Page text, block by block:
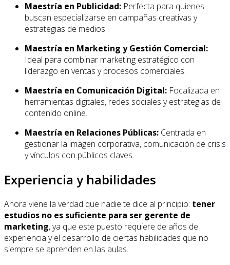
Maestría en Publicidad: Perfecta para quienes
buscan especializarse en campañas creativas y
estrategias de medios.
Maestría en Marketing y Gestión Comercial:
Ideal para combinar marketing estratégico con
liderazgo en ventas y procesos comerciales.
Maestría en Comunicación Digital: Focalizada en
herramientas digitales, redes sociales y estrategias de
contenido online.
Maestría en Relaciones Públicas: Centrada en
gestionar la imagen corporativa, comunicación de crisis
y vínculos con públicos claves.
Experiencia y habilidades
Ahora viene la verdad que nadie te dice al principio: tener
estudios no es suficiente para ser gerente de
marketing, ya que este puesto requiere de años de
experiencia y el desarrollo de ciertas habilidades que no
siempre se aprenden en las aulas.